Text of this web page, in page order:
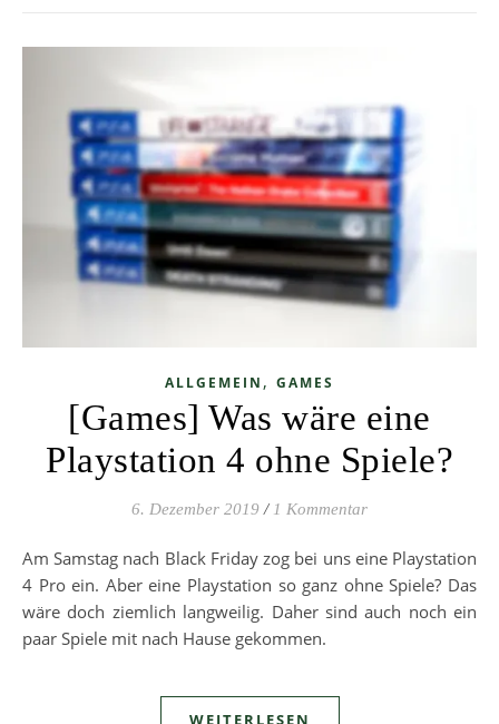
ALLGEMEIN , GAMES
[Games] Was wäre eine
Playstation 4 ohne Spiele?
6. Dezember 2019 / 1 Kommentar
Am Samstag nach Black Friday zog bei uns eine Playstation
4 Pro ein. Aber eine Playstation so ganz ohne Spiele? Das
wäre doch ziemlich langweilig. Daher sind auch noch ein
paar Spiele mit nach Hause gekommen.
WEITERLESEN